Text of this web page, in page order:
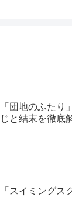
「団地のふたり
じと結末を徹底
「スイミングス